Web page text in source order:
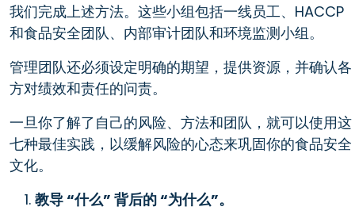
我们完成上述方法。这些小组包括一线员工、HACCP
和食品安全团队、内部审计团队和环境监测小组。
管理团队还必须设定明确的期望，提供资源，并确认各
方对绩效和责任的问责。
一旦你了解了自己的风险、方法和团队，就可以使用这
七种最佳实践，以缓解风险的心态来巩固你的食品安全
文化。
教导 “什么” 背后的 “为什么”。